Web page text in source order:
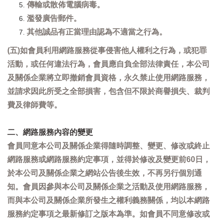
傳輸或散佈電腦病毒。
濫發廣告郵件。
其他誠品有正當理由認為不適當之行為。
(五)如會員利用網路服務從事侵害他人權利之行為，或犯罪
活動，或任何違法行為，會員應自負全部法律責任，本公司
及關係企業將立即撤銷會員資格，永久禁止使用網路服務，
並請求因此所受之全部損害，包含但不限於商譽損失、裁判
費及律師費等。
二、網路服務內容的變更
會員同意本公司及關係企業得隨時調整、變更、修改或終止
網路服務或網路服務約定事項，並得於修改及變更前60日，
於本公司及關係企業之網站公告後生效，不再另行個別通
知。會員因參與本公司及關係企業之活動及使用網路服務，
而與本公司及關係企業所發生之權利義務關係，均以本網路
服務約定事項之最新修訂之版本為準。如會員不同意修改或